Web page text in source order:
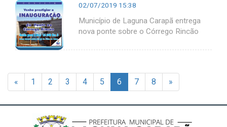
02/07/2019 15:38
Município de Laguna Carapã entrega
nova ponte sobre o Córrego Rincão
« 1 2 3 4 5 6 7 8 »